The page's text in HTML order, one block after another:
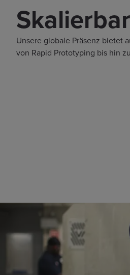
Unsere globale Präsenz bietet
von Rapid Prototyping bis hin